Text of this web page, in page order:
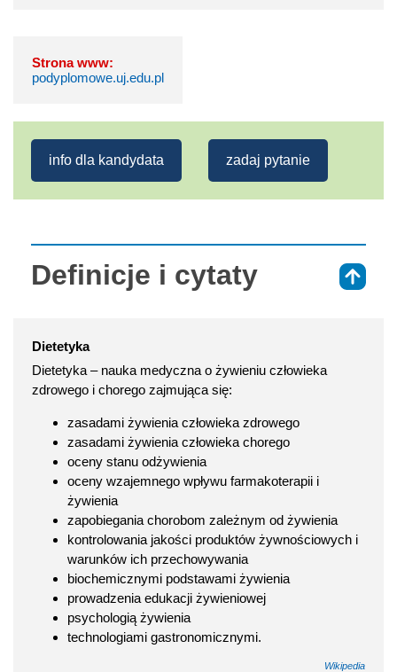
Strona www:
podyplomowe.uj.edu.pl
info dla kandydata zadaj pytanie
Definicje i cytaty
Dietetyka
Dietetyka – nauka medyczna o żywieniu człowieka
zdrowego i chorego zajmująca się:
zasadami żywienia człowieka zdrowego
zasadami żywienia człowieka chorego
oceny stanu odżywienia
oceny wzajemnego wpływu farmakoterapii i
żywienia
zapobiegania chorobom zależnym od żywienia
kontrolowania jakości produktów żywnościowych i
warunków ich przechowywania
biochemicznymi podstawami żywienia
prowadzenia edukacji żywieniowej
psychologią żywienia
technologiami gastronomicznymi.
Wikipedia